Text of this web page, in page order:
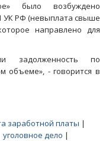
было возбуждено
УК РФ (невыплата свыше
направлено для
задолженность по
объеме», - говорится в
заработной платы |
уголовное дело |